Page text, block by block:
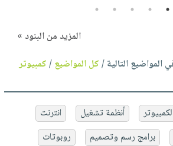
1
2
3
4
5
المزيد من البنود »
التالية /كل المواضيع/كمبيوتر
أنظمة تشغيل
انترنت
برامج رسم وتصميم
روبوتات